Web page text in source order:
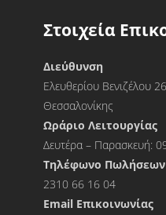
Στοιχεία
Διεύθυνση
Ελευθερίου Βενιζέλου
Θεσσαλονίκης
Ωράριο Λειτουργίας
Δευτέρα – Παρασκευή:
Τηλέφωνο Πωλήσεων
2310 66 16 04
Εmail Επικοινωνίας